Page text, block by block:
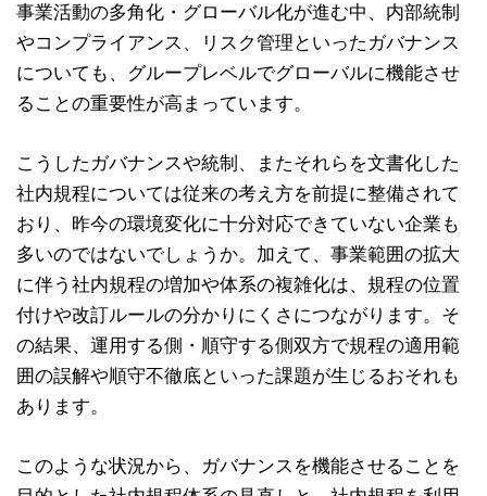
事業活動の多角化・グローバル化が進む中、内部統制
やコンプライアンス、リスク管理といったガバナンス
についても、グループレベルでグローバルに機能させ
ることの重要性が高まっています。
こうしたガバナンスや統制、またそれらを文書化した
社内規程については従来の考え方を前提に整備されて
おり、昨今の環境変化に十分対応できていない企業も
多いのではないでしょうか。加えて、事業範囲の拡大
に伴う社内規程の増加や体系の複雑化は、規程の位置
付けや改訂ルールの分かりにくさにつながります。そ
の結果、運用する側・順守する側双方で規程の適用範
囲の誤解や順守不徹底といった課題が生じるおそれも
あります。
このような状況から、ガバナンスを機能させることを